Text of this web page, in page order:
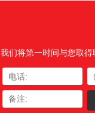
我们将第一时间与您取得